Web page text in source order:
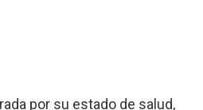
por su estado de salud,